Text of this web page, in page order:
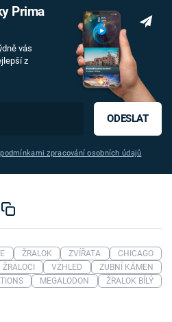
Prima
vás
z
ODESLAT
podmínkami zpracování osobních údajů
ŽRALOK ZVÍŘATA
CHICAGO
ŽRALOCI VZHLED
ZUBNÍ KÁMEN
MEGALODON ŽRALOK BÍLÝ